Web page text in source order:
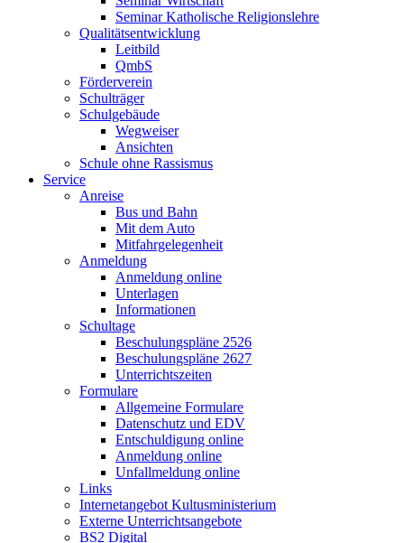
Seminar Katholische Religionslehre
Qualitätsentwicklung
Leitbild
QmbS
Förderverein
Schulträger
Schulgebäude
Wegweiser
Ansichten
Schule ohne Rassismus
Service
Anreise
Bus und Bahn
Mit dem Auto
Mitfahrgelegenheit
Anmeldung
Anmeldung online
Unterlagen
Informationen
Schultage
Beschulungspläne 2526
Beschulungspläne 2627
Unterrichtszeiten
Formulare
Allgemeine Formulare
Datenschutz und EDV
Entschuldigung online
Anmeldung online
Unfallmeldung online
Links
Internetangebot Kultusministerium
Externe Unterrichtsangebote
BS2 Digital